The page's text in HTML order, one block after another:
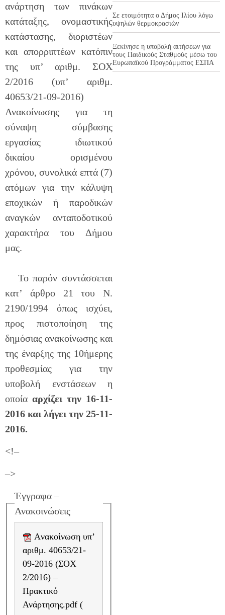
ανάρτηση των πινάκων
κατάταξης, ονομαστικής
κατάστασης, διοριστέων
και απορριπτέων κατόπιν
της υπ’ αριθμ. ΣΟΧ
2/2016 (υπ’ αριθμ.
40653/21-09-2016)
Ανακοίνωσης για τη
σύναψη σύμβασης
εργασίας ιδιωτικού
δικαίου ορισμένου
χρόνου, συνολικά επτά (7)
ατόμων για την κάλυψη
εποχικών ή παροδικών
αναγκών ανταποδοτικού
χαρακτήρα του Δήμου
μας.
Το παρόν συντάσσεται
κατ’ άρθρο 21 του Ν.
2190/1994 όπως ισχύει,
προς πιστοποίηση της
δημόσιας ανακοίνωσης και
της έναρξης της 10ήμερης
προθεσμίας για την
υποβολή ενστάσεων η
οποία αρχίζει την 16-11-
2016 και λήγει την 25-11-
2016.
<!–
–>
Έγγραφα –
Ανακοινώσεις
αριθμ. 40653/21-
09-2016 (ΣΟΧ
2/2016) –
Πρακτικό
Ανάρτησης.pdf (
Σε ετοιμότητα ο Δήμος Ιλίου λόγω
υψηλών θερμοκρασιών
Ξεκίνησε η υποβολή αιτήσεων για
τους Παιδικούς Σταθμούς μέσω του
Ευρωπαϊκού Προγράμματος ΕΣΠΑ